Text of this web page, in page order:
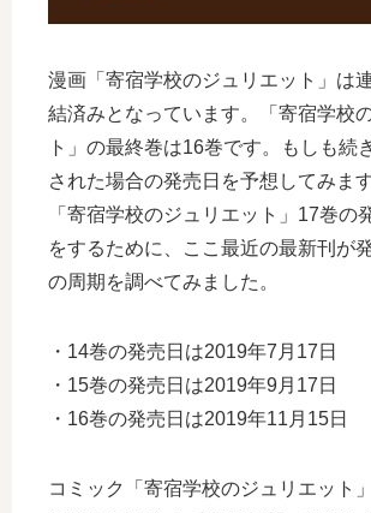
漫画「寄宿学校のジュリエット」は
結済みとなっています。「寄宿学校
ト」の最終巻は16巻です。もしも続
された場合の発売日を予想してみま
「寄宿学校のジュリエット」17巻の
をするために、ここ最近の最新刊が
の周期を調べてみました。
・14巻の発売日は2019年7月17日
・15巻の発売日は2019年9月17日
・16巻の発売日は2019年11月15日
コミック「寄宿学校のジュリエット